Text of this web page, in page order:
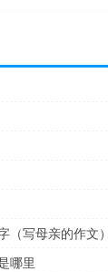
写母亲的作文）
哪里